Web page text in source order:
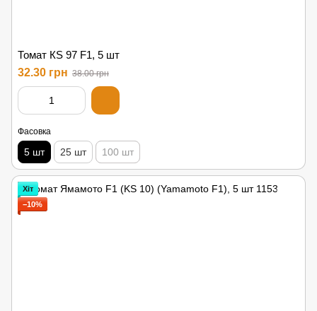
Томат КS 97 F1, 5 шт
32.30 грн 38.00 грн
Фасовка
5 шт 25 шт 100 шт
Хіт
−10%